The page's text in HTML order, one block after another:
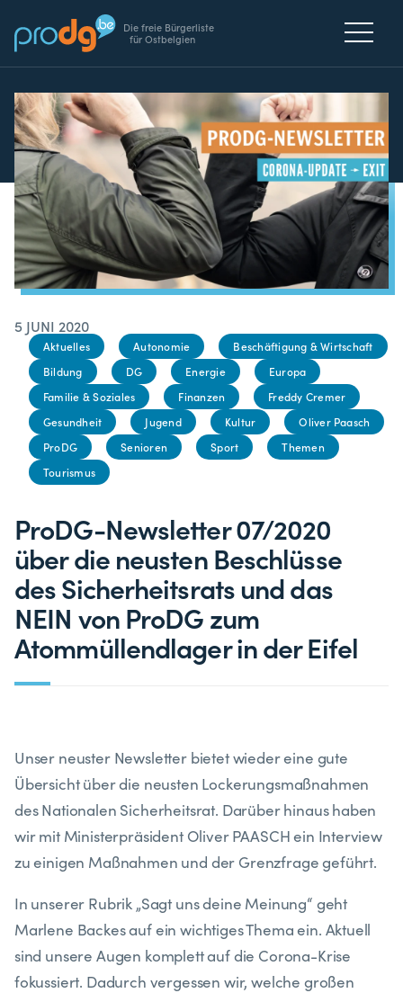
Die freie Bürgerliste
für Ostbelgien
5 JUNI 2020
Aktuelles Autonomie
Beschäftigung & Wirtschaft
Bildung
DG Energie
Europa
Familie & Soziales
Finanzen
Freddy Cremer
Gesundheit
Jugend Kultur
Oliver Paasch
ProDG
Senioren Sport
Themen
Tourismus
ProDG-Newsletter 07/2020
über die neusten Beschlüsse
des Sicherheitsrats und das
NEIN von ProDG zum
Atommüllendlager in der Eifel
Unser neuster Newsletter bietet wieder eine gute
Übersicht über die neusten Lockerungsmaßnahmen
des Nationalen Sicherheitsrat. Darüber hinaus haben
wir mit Ministerpräsident Oliver PAASCH ein Interview
zu einigen Maßnahmen und der Grenzfrage geführt.
In unserer Rubrik „Sagt uns deine Meinung“ geht
Marlene Backes auf ein wichtiges Thema ein. Aktuell
sind unsere Augen komplett auf die Corona-Krise
fokussiert. Dadurch vergessen wir, welche großen